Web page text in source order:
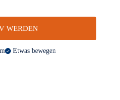
WERDEN
Etwas bewegen